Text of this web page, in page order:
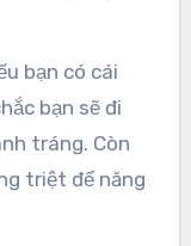
bạn có cái
bạn sẽ đi
tráng. Còn
triệt để năng